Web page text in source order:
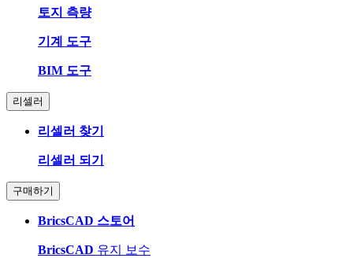
토지 측량
기계 도구
BIM 도구
리셀러
리셀러 찾기
리셀러 되기
구매하기
BricsCAD 스토어
BricsCAD 유지 보수